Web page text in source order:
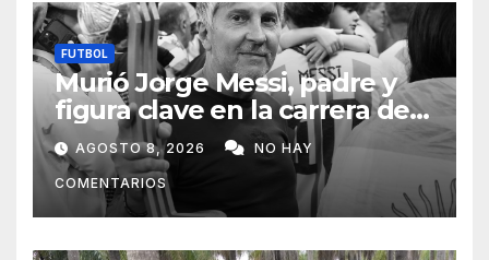
FUTBOL
Murió Jorge Messi, padre y
figura clave en la carrera de
Lionel Messi
AGOSTO 8, 2026 NO HAY
COMENTARIOS